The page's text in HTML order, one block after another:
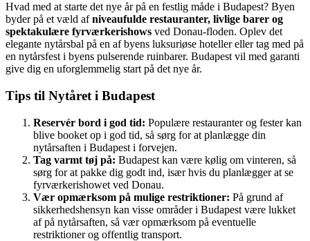
Hvad med at starte det nye år på en festlig måde i Budapest? Byen
byder på et væld afniveaufulde restauranter, livlige barer og
spektakulære fyrværkerishows ved Donau-floden. Oplev det
elegante nytårsbal på en af byens luksuriøse hoteller eller tag med på
en nytårsfest i byens pulserende ruinbarer. Budapest vil med garanti
give dig en uforglemmelig start på det nye år.
Tips til Nytåret i Budapest
Reservér bord i god tid: Populære restauranter og fester kan
blive booket op i god tid, så sørg for at planlægge din
nytårsaften i Budapest i forvejen.
Tag varmt tøj på: Budapest kan være kølig om vinteren, så
sørg for at pakke dig godt ind, især hvis du planlægger at se
fyrværkerishowet ved Donau.
Vær opmærksom på mulige restriktioner: På grund af
sikkerhedshensyn kan visse områder i Budapest være lukket
af på nytårsaften, så vær opmærksom på eventuelle
restriktioner og offentlig transport.